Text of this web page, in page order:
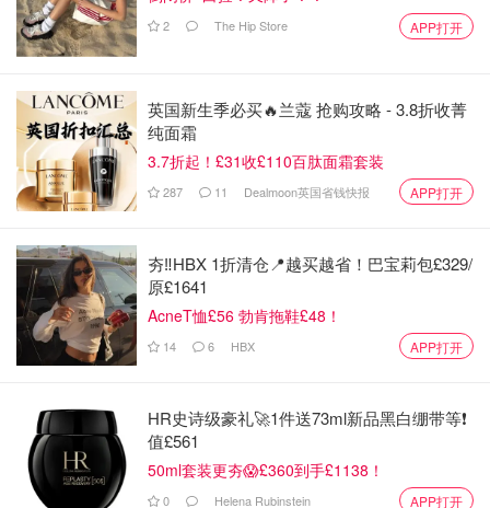
2 The Hip Store APP打开
英国新生季必买🔥兰蔻 抢购攻略 - 3.8折收菁
纯面霜
3.7折起！£31收£110百肽面霜套装
287 11 Dealmoon英国省钱快报 APP打开
夯‼️HBX 1折清仓📍越买越省！巴宝莉包£329/
原£1641
AcneT恤£56 勃肯拖鞋£48！
14 6 HBX APP打开
HR史诗级豪礼🚀1件送73ml新品黑白绷带等❗️
值£561
50ml套装更夯😱£360到手£1138！
0 Helena Rubinstein APP打开